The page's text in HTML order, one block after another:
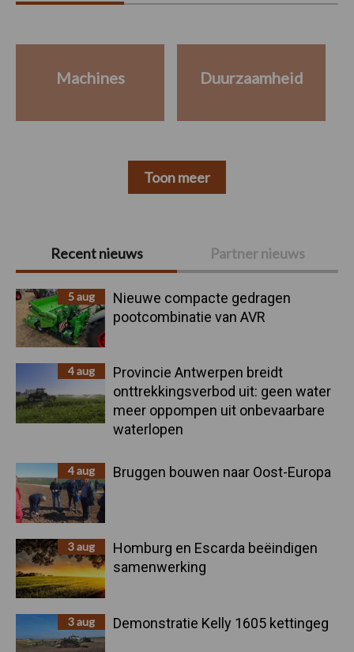
Primaire
Sidebar
Recent nieuws Partner nieuws
5 aug
Nieuwe compacte gedragen
pootcombinatie van AVR
4 aug
Provincie Antwerpen breidt
onttrekkingsverbod uit: geen water
meer oppompen uit onbevaarbare
waterlopen
4 aug Bruggen bouwen naar Oost-Europa
3 aug
Homburg en Escarda beëindigen
samenwerking
3 aug Demonstratie Kelly 1605 kettingeg
Machines Duurzaamheid
Toon meer